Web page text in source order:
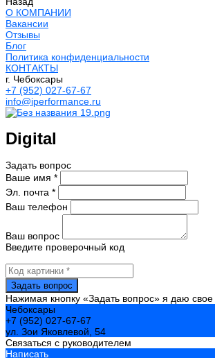
О КОМПАНИИ
Вакансии
Отзывы
Блог
Политика конфиденциальности
КОНТАКТЫ
г. Чебоксары
+7 (952) 027-67-67
info@iperformance.ru
Digital
Задать вопрос
Ваше имя *
Эл. почта *
Ваш телефон
Ваш вопрос
Введите проверочный код
Нажимая кнопку «Задать вопрос» я даю свое
Чебоксары
+7 (952) 027-67-67
ул. Зои Яковлевой, 54
Связаться с руководителем
Написать